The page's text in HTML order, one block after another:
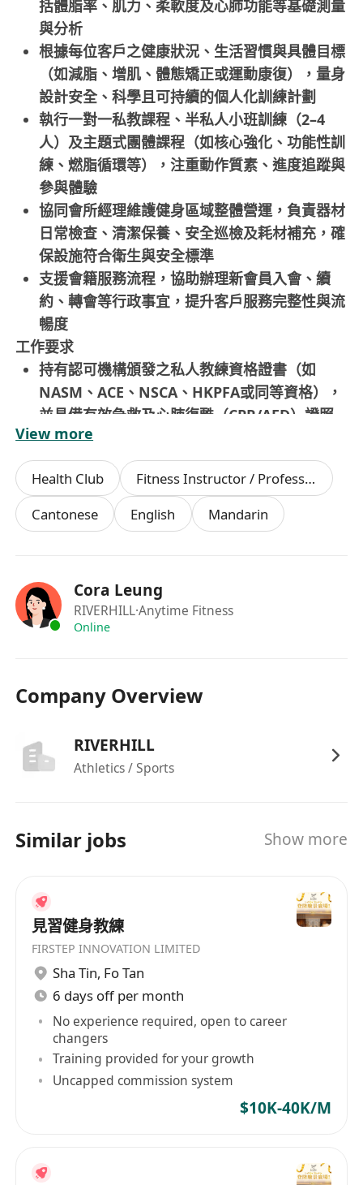
括體脂率、肌力、柔軟度及心肺功能等基礎測量
與分析
根據每位客戶之健康狀況、生活習慣與具體目標
（如減脂、增肌、體態矯正或運動康復），量身
設計安全、科學且可持續的個人化訓練計劃
執行一對一私教課程、半私人小班訓練（2–4
人）及主題式團體課程（如核心強化、功能性訓
練、燃脂循環等），注重動作質素、進度追蹤與
參與體驗
協同會所經理維護健身區域整體營運，負責器材
日常檢查、清潔保養、安全巡檢及耗材補充，確
保設施符合衛生與安全標準
支援會籍服務流程，協助辦理新會員入會、續
約、轉會等行政事宜，提升客戶服務完整性與流
暢度
工作要求
持有認可機構頒發之私人教練資格證書（如
NASM、ACE、NSCA、HKPFA或同等資格），
並具備有效急救及心肺復甦（CPR/AED）證照
熟悉常見訓練方法與運動生理原理，能針對不同
年齡層及特殊需求羣體（如久坐上班族、產後女
性、銀髮族）靈活調整教學策略與訓練強度
具備流利粵語溝通能力，能以普通話及基本英語
進行清晰解說、動作示範與指導反饋
支持
中學文憑或以上學歷；無需相關工作經驗，歡迎
須為香港永久性居民；上班時間中午12:00至晚
上21:00，每週工作六天（星期一至星期六）
享有銀行假期及法定公眾假期
免費全球會籍
View more
Health Club
Fitness Instructor / Professional
Cantonese
English Mandarin
Cora Leung
RIVERHILL·Anytime Fitness
Online
Company Overview
RIVERHILL
Athletics / Sports
Similar jobs Show more
見習健身教練
FIRSTEP INNOVATION LIMITED
Sha Tin, Fo Tan
6 days off per month
No experience required, open to career
changers
Training provided for your growth
Uncapped commission system
$10K-40K/M